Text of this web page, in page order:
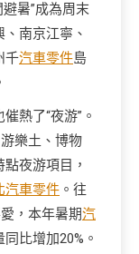
暑”成為周末
南京江寧、
千汽車零件島
熱了“夜游”。
樂土、博物
夜游項目，
汽車零件 。往
，本年暑期汽
比增加20%。